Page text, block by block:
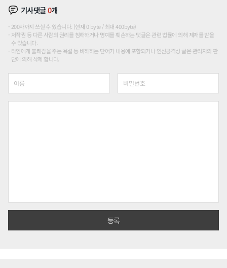
기사댓글0개
200자까지 쓰실 수 있습니다. (현재 0 byte / 최대 400byte)
저작권 등 다른 사람의 권리를 침해하거나 명예를 훼손하는 댓글은 관련 법률에 의해 제재를 받을
수 있습니다.
타인에게 불쾌감을 주는 욕설 등 비하하는 단어가 내용에 포함되거나 인신공격성 글은 관리자의 판
단에 의해 삭제 합니다.